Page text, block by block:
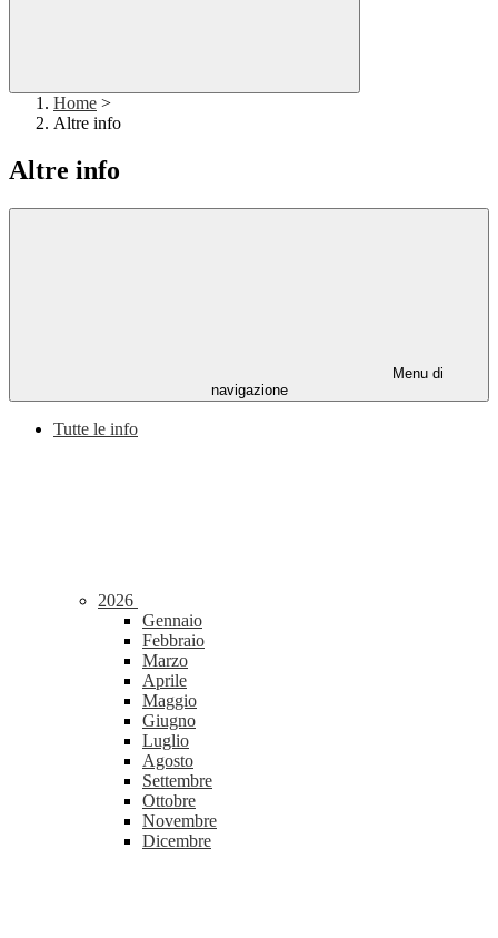
Home >
Altre info
Altre info
Menu di
navigazione
Tutte le info
2026
Gennaio
Febbraio
Marzo
Aprile
Maggio
Giugno
Luglio
Agosto
Settembre
Ottobre
Novembre
Dicembre